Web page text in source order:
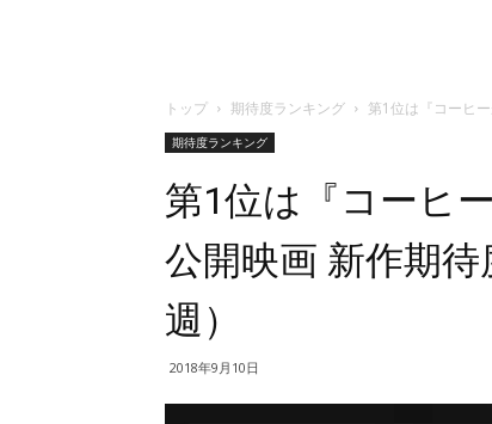
トップ 期待度ランキング 第1位は『コーヒ
期待度ランキング
第1位は『コーヒ
公開映画 新作期
週）
2018年9月10日